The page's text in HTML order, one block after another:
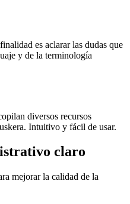
es aclarar las dudas que
y de la terminología
diversos recursos
Intuitivo y fácil de usar.
claro
mejorar la calidad de la